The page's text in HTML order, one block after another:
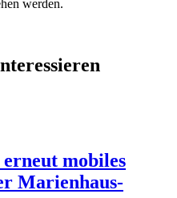
werden.
mobiles
Marienhaus-